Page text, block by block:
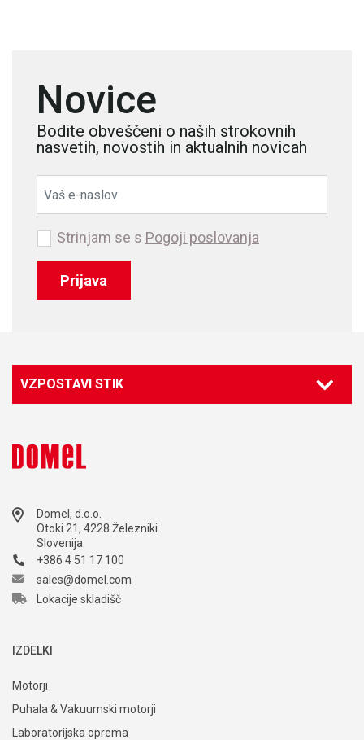
Novice
Bodite obveščeni o naših strokovnih
nasvetih, novostih in aktualnih novicah
Prijava
Strinjam se s Pogoji poslovanja
VZPOSTAVI STIK
Domel, d.o.o.
Otoki 21, 4228 Železniki
Slovenija
+386 4 51 17 100
sales@domel.com
Lokacije skladišč
IZDELKI
Motorji
Puhala & Vakuumski motorji
Laboratorijska oprema